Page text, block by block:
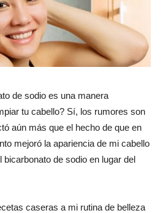
de sodio es una manera
tu cabello? Sí, los rumores son
aún más que el hecho de que en
mejoró la apariencia de mi cabello
de sodio en lugar del
caseras a mi rutina de belleza